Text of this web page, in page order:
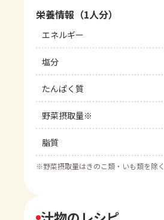
栄養情報（1人分）
エネルギー
塩分
たんぱく質
野菜摂取量※
脂質
※野菜摂取量はきのこ類・いも類を除く